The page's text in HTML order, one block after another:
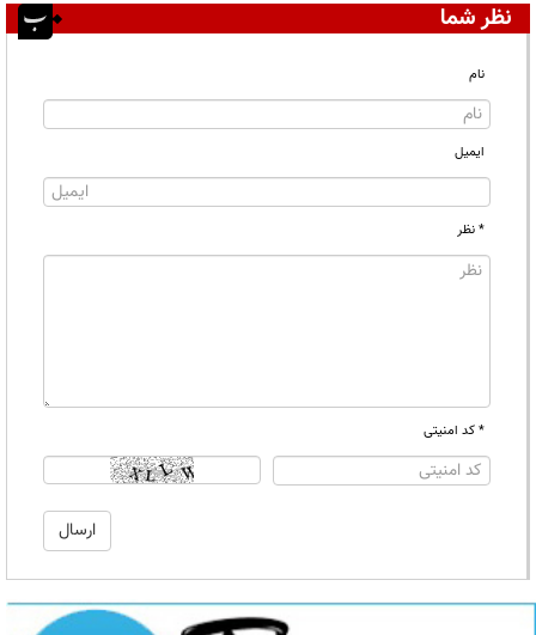
نظر شما
نام
ایمیل
* نظر
* کد امنیتی